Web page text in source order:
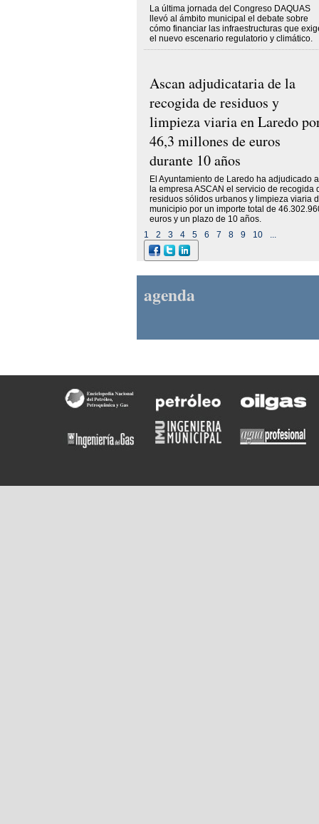
La última jornada del Congreso DAQUAS
llevó al ámbito municipal el debate sobre
cómo financiar las infraestructuras que
el nuevo escenario regulatorio y climático.
Ascan adjudicataria de la
recogida de residuos y
limpieza viaria en Laredo
46,3 millones de euros
durante 10 años
El Ayuntamiento de Laredo ha adjudicado a
la empresa ASCAN el servicio de recogida
residuos sólidos urbanos y limpieza viaria
municipio por un importe total de
euros y un plazo de 10 años.
1
2 3 4 5 6 7 8 9 10 ...
agenda